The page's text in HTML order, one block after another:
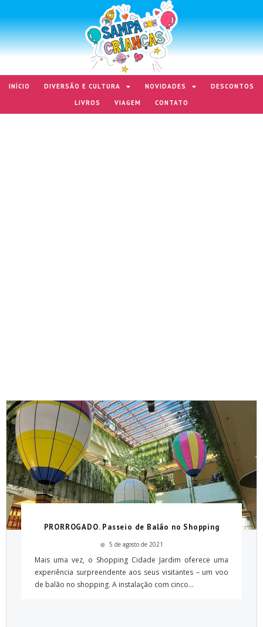
INÍCIO DIVERSÃO E CULTURA NOVIDADES
DESCONTOS
LIVROS
VIAGEM CONTATO
PRORROGADO. Passeio de Balão no Shopping
5 de agosto de 2021
Mais uma vez, o Shopping Cidade Jardim oferece uma
experiência surpreendente aos seus visitantes – um voo
de balão no shopping. A instalação com cinco...